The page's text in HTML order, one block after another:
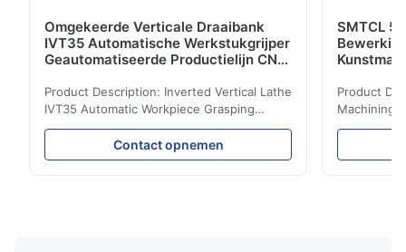
Omgekeerde Verticale Draaibank
IVT35 Automatische Werkstukgrijper
Geautomatiseerde Productielijn CNC
Product Description: Inverted Vertical Lathe
IVT35 Automatic Workpiece Grasping
Automated Production Line CNC Lathe
IVT35 automated production line stands
out with standardized modular design and
Contact opnemen
SMTCL 5
Product
Machining
Mineral
for the